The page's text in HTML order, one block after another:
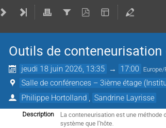
Outils de conteneurisation
jeudi 18 juin 2026, 13:35 → 17:00 Europe/
Salle de conférences – 3ième étage
Philippe Hortolland
Sandrine Layrisse
Description
La conteneurisation est une méthode
système que l’hôte.